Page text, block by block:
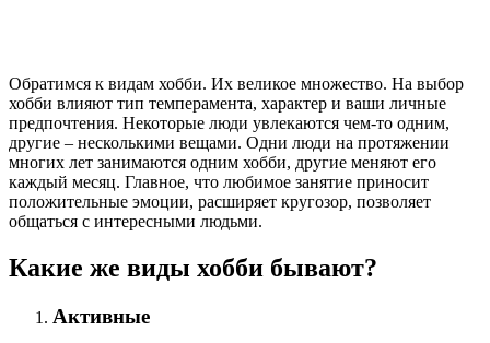
Обратимся к видам хобби. Их великое множество. На выбор
хобби влияют тип темперамента, характер и ваши личные
предпочтения. Некоторые люди увлекаются чем-то одним,
другие – несколькими вещами. Одни люди на протяжении
многих лет занимаются одним хобби, другие меняют его
каждый месяц. Главное, что любимое занятие приносит
положительные эмоции, расширяет кругозор, позволяет
общаться с интересными людьми.
Какие же виды хобби бывают?
Активные